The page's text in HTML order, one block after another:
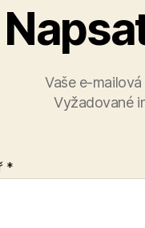
Vaše e-
Vyžadované
*